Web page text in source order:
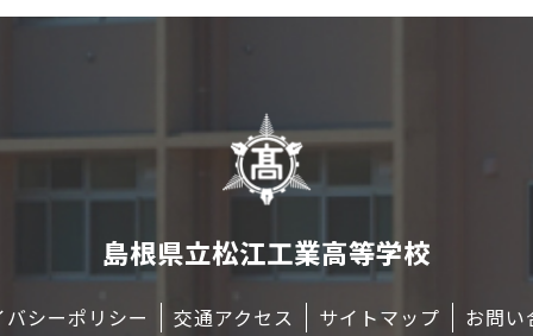
島根県立松江工業高等学校
バシーポリシー 交通アクセス サイトマップ お問い